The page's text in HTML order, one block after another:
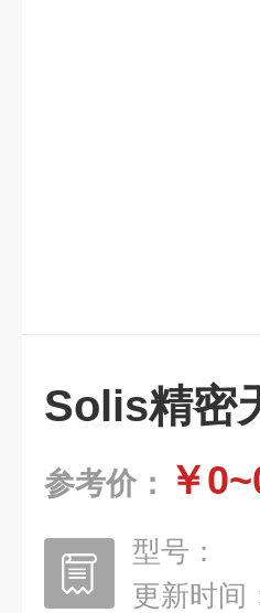
Solis精密
参考价： ￥
型号：
更新时间